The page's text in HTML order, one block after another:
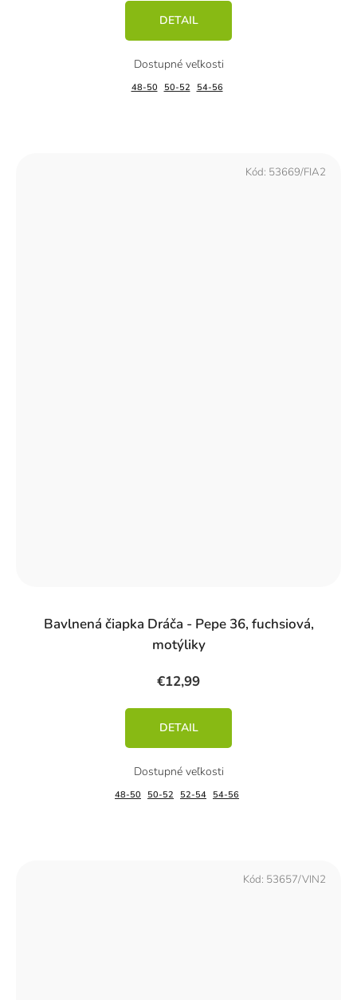
DETAIL
48-50 50-52 54-56
Bavlnená čiapka Dráča - Pepe 36, fuchsiová,
motýliky
€12,99
DETAIL
48-50 50-52 52-54 54-56
Kód: 53669/FIA2
Kód: 53657/VIN2